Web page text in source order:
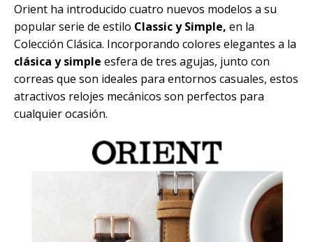
Orient ha introducido cuatro nuevos modelos a su
popular serie de estilo Classic y Simple, en la
Colección Clásica. Incorporando colores elegantes a la
clásica y simple esfera de tres agujas, junto con
correas que son ideales para entornos casuales, estos
atractivos relojes mecánicos son perfectos para
cualquier ocasión.